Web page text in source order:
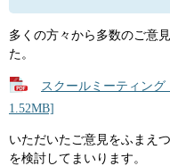
多くの方々から多数のご意
た。
スクールミーティン
1.52MB]
いただいたご意見をふまえ
を検討してまいります。